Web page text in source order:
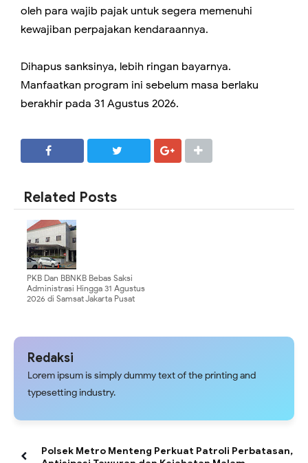
oleh para wajib pajak untuk segera memenuhi
kewajiban perpajakan kendaraannya.
Dihapus sanksinya, lebih ringan bayarnya.
Manfaatkan program ini sebelum masa berlaku
berakhir pada 31 Agustus 2026.
Related Posts
PKB Dan BBNKB Bebas Saksi
Administrasi Hingga 31 Agustus
2026 di Samsat Jakarta Pusat
Redaksi
Lorem ipsum is simply dummy text of the printing and
typesetting industry.
Polsek Metro Menteng Perkuat Patroli Perbatasan,